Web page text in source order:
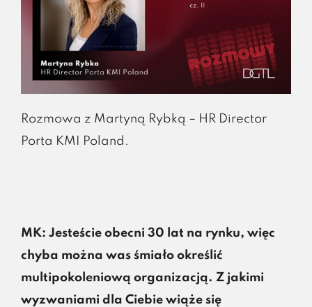
Rozmowa z Martyną Rybką – HR Director
Porta KMI Poland.
MK: Jesteście obecni 30 lat na rynku, więc
chyba można was śmiało określić
multipokoleniową organizacją. Z jakimi
wyzwaniami dla Ciebie wiąże się